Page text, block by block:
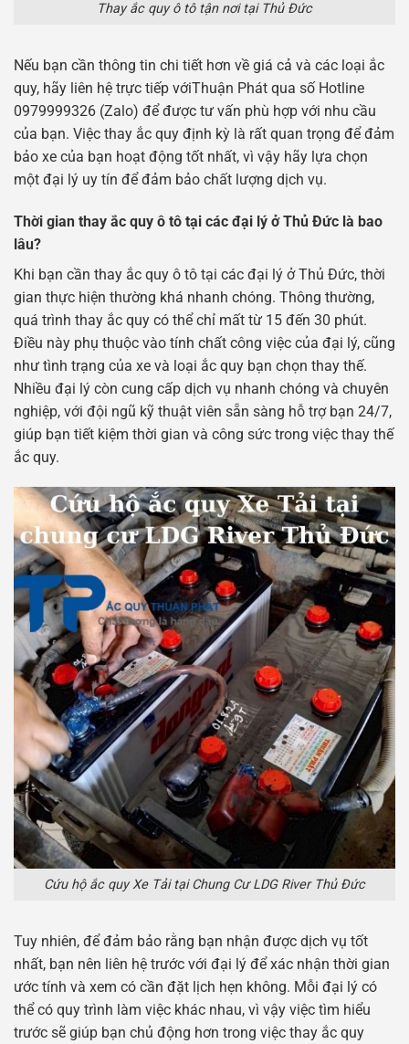
Thay ắc quy ô tô tận nơi tại Thủ Đức
Nếu bạn cần thông tin chi tiết hơn về giá cả và các loại ắc
quy, hãy liên hệ trực tiếp vớiThuận Phát qua số Hotline
0979999326 (Zalo) để được tư vấn phù hợp với nhu cầu
của bạn. Việc thay ắc quy định kỳ là rất quan trọng để đảm
bảo xe của bạn hoạt động tốt nhất, vì vậy hãy lựa chọn
một đại lý uy tín để đảm bảo chất lượng dịch vụ.
Thời gian thay ắc quy ô tô tại các đại lý ở Thủ Đức là bao
lâu?
Khi bạn cần thay ắc quy ô tô tại các đại lý ở Thủ Đức, thời
gian thực hiện thường khá nhanh chóng. Thông thường,
quá trình thay ắc quy có thể chỉ mất từ 15 đến 30 phút.
Điều này phụ thuộc vào tính chất công việc của đại lý, cũng
như tình trạng của xe và loại ắc quy bạn chọn thay thế.
Nhiều đại lý còn cung cấp dịch vụ nhanh chóng và chuyên
nghiệp, với đội ngũ kỹ thuật viên sẵn sàng hỗ trợ bạn 24/7,
giúp bạn tiết kiệm thời gian và công sức trong việc thay thế
ắc quy.
Cứu hộ ắc quy Xe Tải tại Chung Cư LDG River Thủ Đức
Tuy nhiên, để đảm bảo rằng bạn nhận được dịch vụ tốt
nhất, bạn nên liên hệ trước với đại lý để xác nhận thời gian
ước tính và xem có cần đặt lịch hẹn không. Mỗi đại lý có
thể có quy trình làm việc khác nhau, vì vậy việc tìm hiểu
trước sẽ giúp bạn chủ động hơn trong việc thay ắc quy